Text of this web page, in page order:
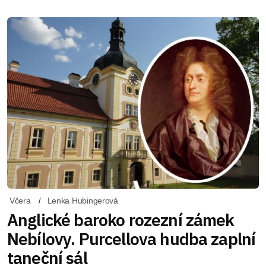
Včera Lenka Hubingerová
Anglické baroko rozezní zámek
Nebílovy. Purcellova hudba zaplní
taneční sál